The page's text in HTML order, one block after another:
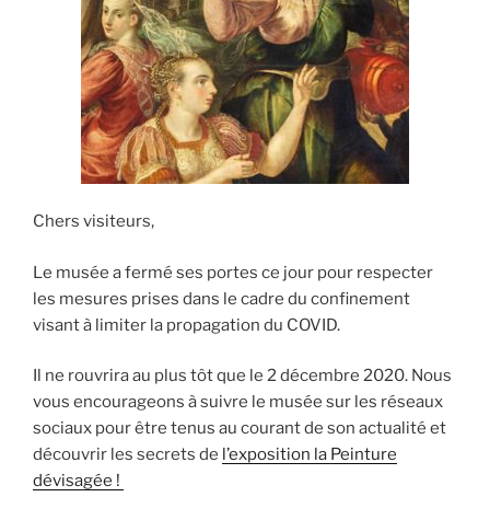
Chers visiteurs,
Le musée a fermé ses portes ce jour pour respecter
les mesures prises dans le cadre du confinement
visant à limiter la propagation du COVID.
Il ne rouvrira au plus tôt que le 2 décembre 2020. Nous
vous encourageons à suivre le musée sur les réseaux
sociaux pour être tenus au courant de son actualité et
découvrir les secrets de l’exposition la Peinture
dévisagée !